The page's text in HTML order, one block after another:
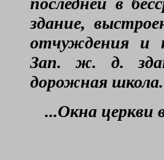
здание,
отчуждения и
Зап. ж. д.
дорожная школа.
...Окна церкви